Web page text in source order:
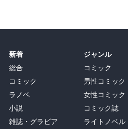
新着
総合
コミック
ラノベ
小説
雑誌・グラビア
ジャンル
コミック
男性コミック
女性コミック
コミック誌
ライトノベル